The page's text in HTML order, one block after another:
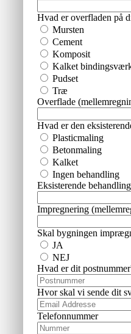
Hvad er overfladen på
Mursten
Cement
Komposit
Kalket
Pudset
Træ
Overflade
Hvad er den
Plasticmaling
Betonmaling
Kalket
Ingen behandling
Eksisterende
Impregnering
Skal bygningen
JA
NEJ
Hvad er dit
Hvor skal vi sende dit
Telefonnummer